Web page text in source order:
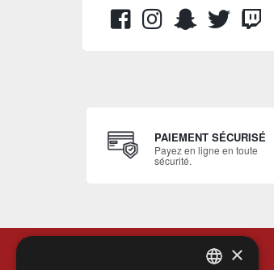
PAIEMENT SÉCURISÉ
Payez en ligne en toute
sécurité.
×